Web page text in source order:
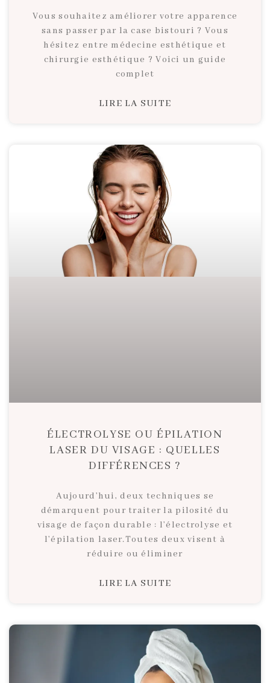
Vous souhaitez améliorer votre apparence
sans passer par la case bistouri ? Vous
hésitez entre médecine esthétique et
chirurgie esthétique ? Voici un guide
complet
LIRE LA SUITE
ÉLECTROLYSE OU ÉPILATION
LASER DU VISAGE : QUELLES
DIFFÉRENCES ?
Aujourd’hui, deux techniques se
démarquent pour traiter la pilosité du
visage de façon durable : l’électrolyse et
l’épilation laser.Toutes deux visent à
réduire ou éliminer
LIRE LA SUITE